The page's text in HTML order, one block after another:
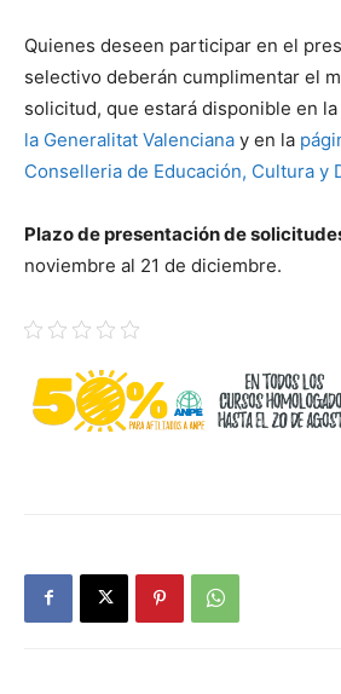
Quienes deseen participar en el
selectivo deberán cumplimentar el
solicitud, que estará disponible en la
la Generalitat Valenciana y en la
Conselleria de Educación, Cultura y
Plazo de presentación de
noviembre al 21 de diciembre.